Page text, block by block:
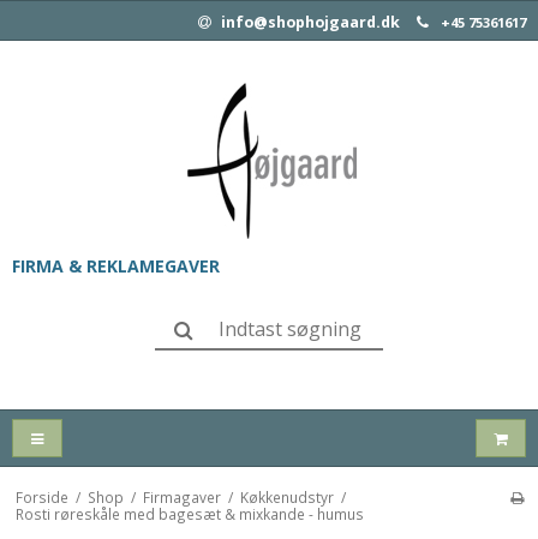
info@shophojgaard.dk +45 75361617
FIRMA & REKLAMEGAVER
Forside / Shop / Firmagaver / Køkkenudstyr /
Rosti røreskåle med bagesæt & mixkande - humus